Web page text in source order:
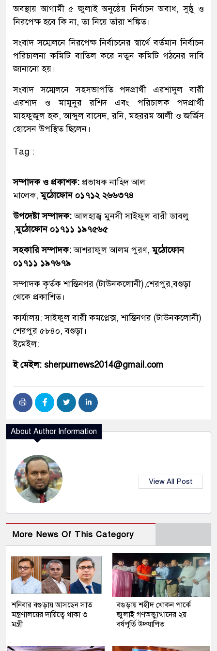
অবস্থায় আগামী ৫ জুলাই অনুষ্ঠেয় নির্বাচন অবাধ, সুষ্ঠু ও
নিরপেক্ষ হবে কি না, তা নিয়ে তাঁরা শঙ্কিত।
সংবাদ সম্মেলনে নিরপেক্ষ নির্বাচনের স্বার্থে বর্তমান নির্বাচন
পরিচালনা কমিটি বাতিল করে নতুন কমিটি গঠনের দাবি
জানানো হয়।
সংবাদ সম্মেলনে সহসভাপতি পদপ্রার্থী এরশাদুল বারী
এরশাদ ও মামুনুর রশিদ এবং পরিচালক পদপ্রার্থী
মাহফুজুল হক, আব্দুল বাসেদ, রনি, মহররম আলী ও জর্জিস
হোসেন উপস্থিত ছিলেন।
Tag :
সম্পাদক ও প্রকাশক: প্রভাষক নাহিদ আল
মালেক,মুঠোফোন ০১৭১২ ২৬৬৩৭৪
উপদেষ্টা সম্পাদক:আলহাজ্ব মুনসী সাইফুল বারী ডাবলু
,মুঠোফোন ০১৭১১ ১৯৭৫৬৫
সহকারি সম্পাদক:আশরাফুল আলম পুরণ,মুঠোফোন
০১৭১১ ১৯৭৬৭৯
সম্পাদক কৃর্তক শান্তিনগর (টাউনকলোনী),শেরপুর,বগুড়া
থেকে প্রকাশিত।
কার্যালয়: সাইফুল বারী কমপ্লেক্স, শান্তিনগর (টাউনকলোনী)
শেরপুর ৫৮৪০, বগুড়া।
ইমেইল:
ই মেইল: sherpurnews2014@gmail.com
About Author Information
View All Post
More News Of This Category
শনিবার বগুড়ায় আসছেন সাত
মন্ত্রণালয়ের দায়িত্বে থাকা ৩
মন্ত্রী
বগুড়ায় শহীদ খোকন পার্কে
জুলাই গণঅভ্যুত্থানের ২য়
বর্ষপূর্তি উদযাপিত